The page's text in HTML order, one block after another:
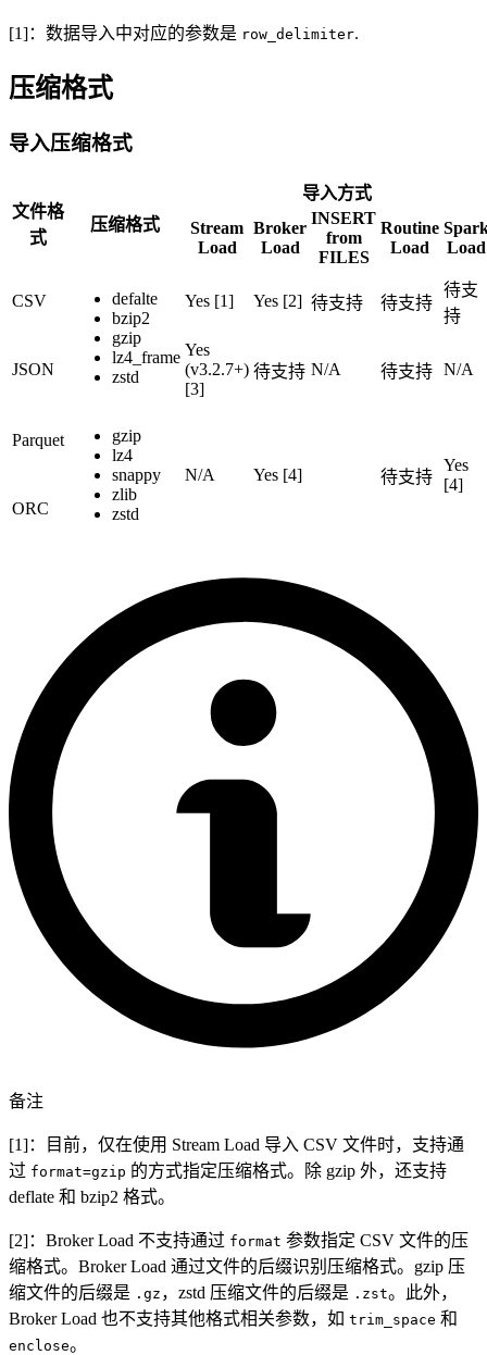
[1]：数据导入中对应的参数是 row_delimiter.
压缩格式
导入压缩格式
文件格
式
压缩格式
导入方式
Stream
Load
Broker
Load
INSERT
from
FILES
Routine
Load
Load
CSV
defalte
bzip2
gzip
lz4_frame
zstd
Yes [1] Yes [2] 待支持 待支持
待支
持
JSON
Yes
(v3.2.7+)
[3]
待支持 N/A 待支持 N/A
Parquet
gzip
lz4
snappy
zlib
zstd
N/A Yes [4] 待支持
Yes
[4]
ORC
备注
[1]：目前，仅在使用 Stream Load 导入 CSV 文件时，支持通
过 format=gzip 的方式指定压缩格式。除 gzip 外，还支持
deflate 和 bzip2 格式。
[2]：Broker Load 不支持通过 format 参数指定 CSV 文件的压
缩格式。Broker Load 通过文件的后缀识别压缩格式。gzip 压
缩文件的后缀是 .gz ，zstd 压缩文件的后缀是 .zst。此外，
Broker Load 也不支持其他格式相关参数，如 trim_space 和
enclose。